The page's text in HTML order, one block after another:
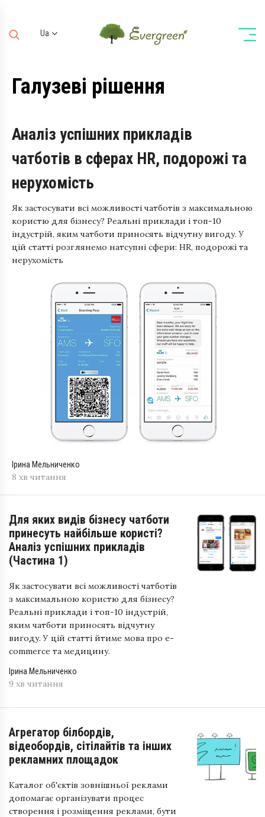
Ua
De
Галузеві рішення
Аналіз успішних прикладів
чатботів в сферах HR, подорожі та
нерухомість
Як застосувати всі можливості чатботів з максимальною
користю для бізнесу? Реальні приклади і топ-10
індустрій, яким чатботи приносять відчутну вигоду. У
цій статті розглянемо натсупні сфери: HR, подорожі та
нерухомість
Ірина Мельниченко
8 хв читання
Для яких видів бізнесу чатботи
принесуть найбільше користі?
Аналіз успішних прикладів
(Частина 1)
Як застосувати всі можливості чатботів
з максимальною користю для бізнесу?
Реальні приклади і топ-10 індустрій,
яким чатботи приносять відчутну
вигоду. У цій статті йтиме мова про e-
commerce та медицину.
Ірина Мельниченко
9 хв читання
Агрегатор білбордів,
відеобордів, сітілайтів та інших
рекламних площадок
Каталог об'єктів зовнішньої реклами
допомагає організувати процес
створення і розміщення реклами, бути